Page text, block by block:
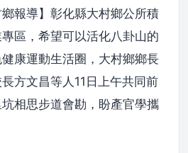
鄉報導】彰化縣大村鄉公所積
區，希望可以活化八卦山的
康運動生活圈，大村鄉鄉長
方文昌等人11日上午共同前
相思步道會勘，盼產官學攜